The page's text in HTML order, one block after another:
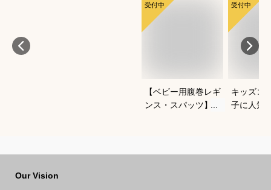
受付中
【ベビー用腹巻レギ
ンス・スパッツ】よ
受付中
キッズコ
子に人気
Our Vision